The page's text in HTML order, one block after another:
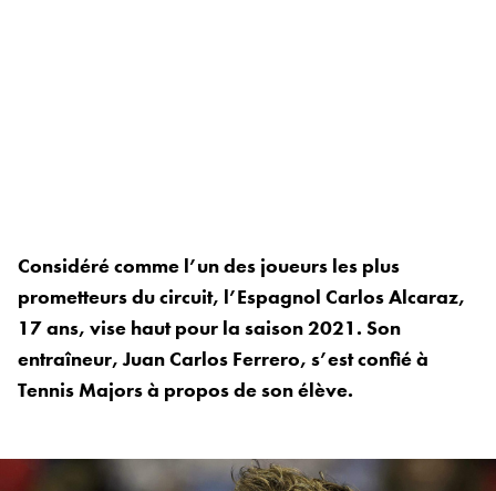
Considéré comme l’un des joueurs les plus
prometteurs du circuit, l’Espagnol Carlos Alcaraz,
17 ans, vise haut pour la saison 2021. Son
entraîneur, Juan Carlos Ferrero, s’est confié à
Tennis Majors à propos de son élève.